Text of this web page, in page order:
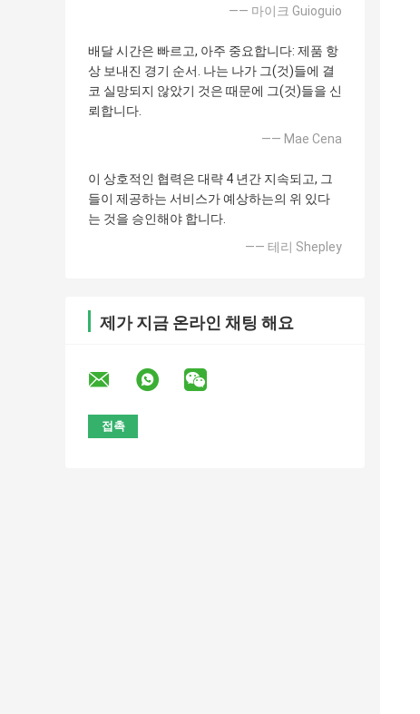
—— 마이크 Guioguio
배달 시간은 빠르고, 아주 중요합니다: 제품 항
상 보내진 경기 순서. 나는 나가 그(것)들에 결
코 실망되지 않았기 것은 때문에 그(것)들을 신
뢰합니다.
—— Mae Cena
이 상호적인 협력은 대략 4 년간 지속되고, 그
들이 제공하는 서비스가 예상하는의 위 있다
는 것을 승인해야 합니다.
—— 테리 Shepley
제가 지금 온라인 채팅 해요